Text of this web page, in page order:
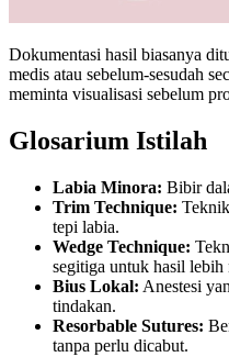
Dokumentasi hasil biasanya
medis atau sebelum-sesudah
meminta visualisasi sebelum
Glosarium Istilah
Labia Minora: Bibir
Trim Technique:
tepi labia.
Wedge Technique:
segitiga untuk hasil lebih
Bius Lokal: Anestesi
tindakan.
Resorbable Sutures:
tanpa perlu dicabut.